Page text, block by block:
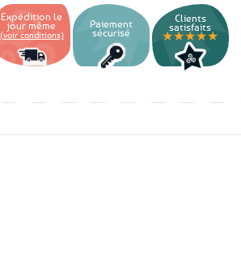
Expédition le
jour même
(voir conditions)
Paiement
sécurisé
Clients
satisfaits
★★★★★